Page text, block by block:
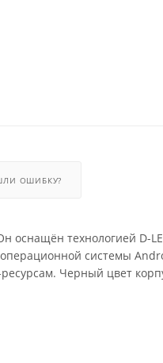
ОШИБКУ?
оснащён технологией D-
системы
Черный цвет